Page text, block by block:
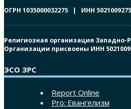
ОГРН 1035000032275 | ИНН
Религиозная организация
Организации присвоены ИНН
ЭСО ЗРС
Report Online
Pro: Евангелизм